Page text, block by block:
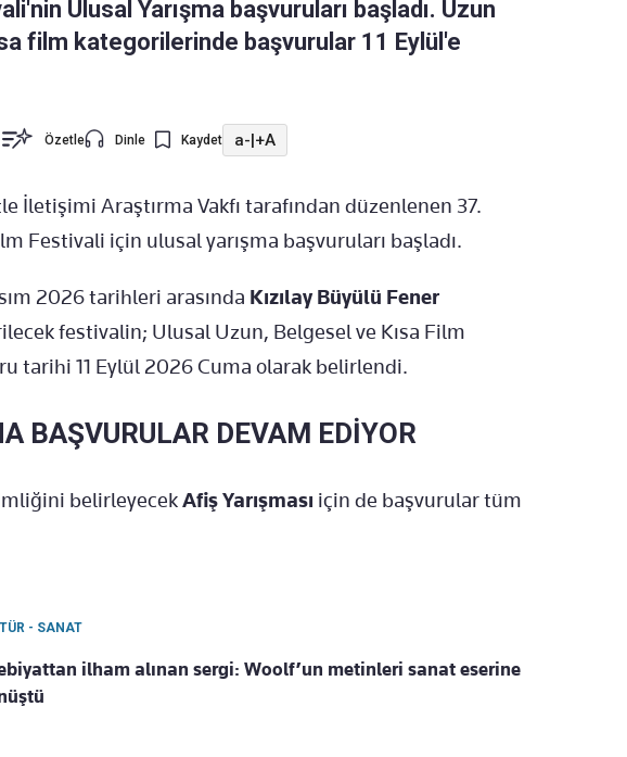
Ulusal Yarışma başvuruları başladı. Uzun
film kategorilerinde başvurular 11 Eylül'e
Özetle Dinle Kaydet a-|+A
İletişimi Araştırma Vakfı tarafından düzenlenen 37.
Festivali için ulusal yarışma başvuruları başladı.
2026 tarihleri arasında Kızılay Büyülü Fener
festivalin; Ulusal Uzun, Belgesel ve Kısa Film
tarihi 11 Eylül 2026 Cuma olarak belirlendi.
BAŞVURULAR DEVAM EDİYOR
belirleyecekAfiş Yarışması için de başvurular tüm
- SANAT
ilham alınan sergi: Woolf’un metinleri sanat eserine